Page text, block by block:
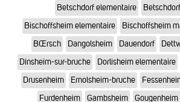
Betschdorf elementaire
Bischoffsheim elementaire
Bischoffsheim
BŒrsch
Dangolsheim Dauendorf
Dinsheim-sur-bruche
Dorlisheim elementaire
Drusenheim
Ernolsheim-bruche
Furdenheim
Gambsheim Gougenheim